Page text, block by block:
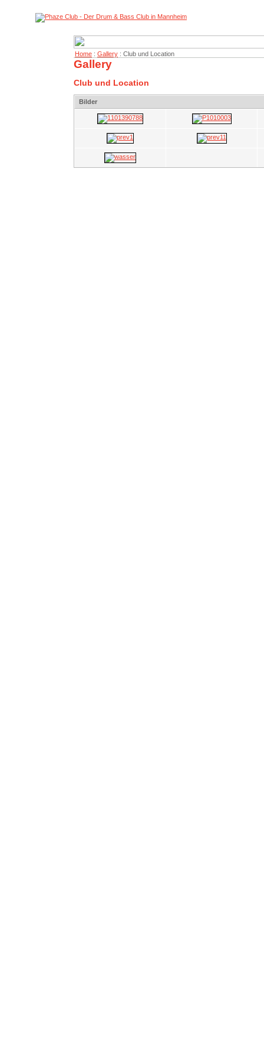
Home : Gallery : Club und Location
Gallery
Club und Location
Bilder